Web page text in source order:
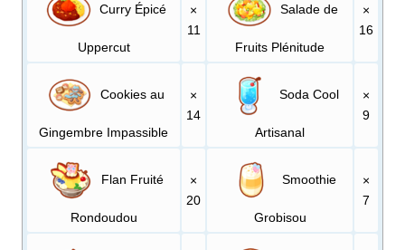
Curry Épicé
Uppercut
×
11
Salade de
Fruits Plénitude
×
16
Cookies au
Gingembre Impassible
×
14
Soda Cool
Artisanal
×
9
Flan Fruité
Rondoudou
×
20
Smoothie
Grobisou
×
7